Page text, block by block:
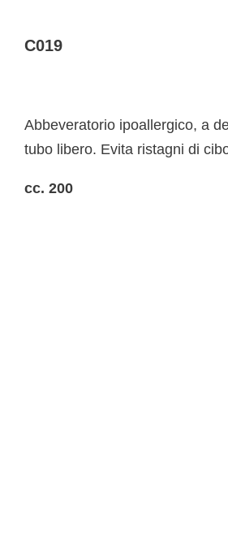
C019
Abbeveratorio ipoallergico, a
tubo libero. Evita ristagni di
cc. 200